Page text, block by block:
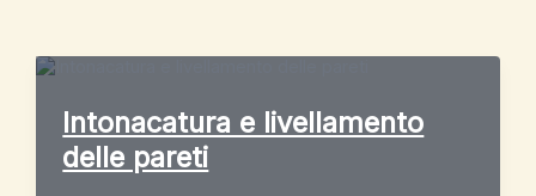
Intonacatura e livellamento
delle pareti